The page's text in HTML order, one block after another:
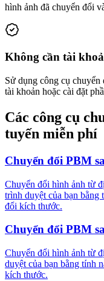
hình ảnh đã chuyển đổi
Không cần tài
Sử dụng công cụ
tài khoản hoặc cài đặt
Các công cụ
tuyến miễn phí
Chuyển đổi PBM
Chuyển đổi hình ảnh từ
trình duyệt của bạn
đổi kích thước.
Chuyển đổi PBM
Chuyển đổi hình ảnh từ
duyệt của bạn bằng tính
kích thước.